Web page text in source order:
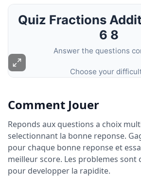
Comment Jouer
Reponds aux questions a choix
selectionnant la bonne reponse.
pour chaque bonne reponse et
meilleur score. Les problemes sont
pour developper la rapidite.